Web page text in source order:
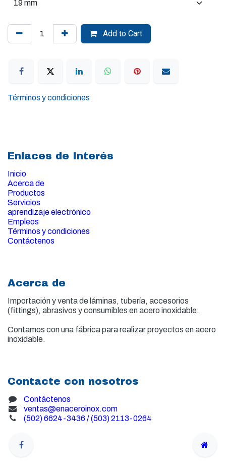
Add to Cart
Términos y condiciones
Enlaces de Interés
Inicio
Acerca de
Productos
Servicios
aprendizaje electrónico
Empleos
Términos y condiciones
Contáctenos
Acerca de
Importación y venta de láminas, tubería, accesorios
(fittings), abrasivos y consumibles en acero inoxidable.
Contamos con una fábrica para realizar proyectos en acero
inoxidable.
Contacte con nosotros
Contáctenos
ventas@enaceroinox.com
(502) 6624-3436 / (503) 2113-0264